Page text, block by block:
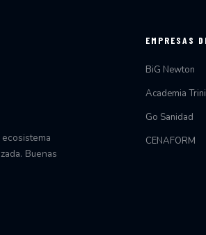
Buenas
EMPRESAS
BiG Newton
Academia
Go Sanidad
CENAFORM